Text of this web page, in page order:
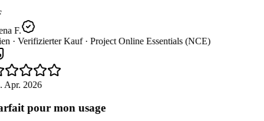
F.
· Verifizierter Kauf · Project Online Essentials (NCE)
Apr. 2026
pour mon usage